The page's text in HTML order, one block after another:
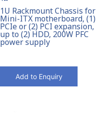
1U Rackmount Chassis for
Mini-ITX motherboard, (1)
PCIe or (2) PCI expansion,
up to (2) HDD, 200W PFC
power supply
Add to Enquiry